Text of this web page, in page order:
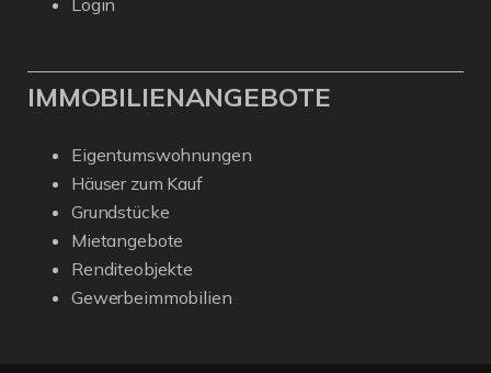
IMMOBILIENANGEBOTE
Eigentumswohnungen
Häuser zum Kauf
Grundstücke
Mietangebote
Renditeobjekte
Gewerbeimmobilien